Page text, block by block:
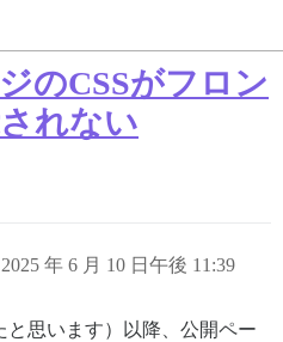
のCSSがフロン
れない
2025 年 6 月 10 日午後 11:39
思います）以降、公開ペー